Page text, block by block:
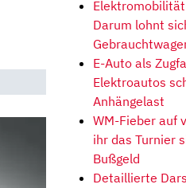
Darum lohnt
E-Auto als
Elektroautos
Anhängelast
WM-Fieber auf
ihr das Turnier
Bußgeld
Detaillierte